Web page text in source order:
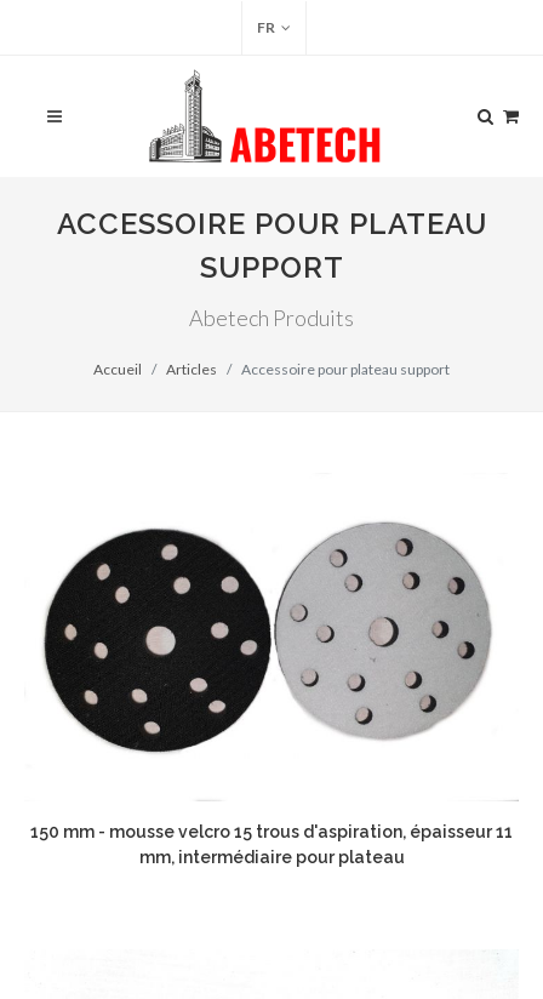
FR
ACCESSOIRE POUR PLATEAU
SUPPORT
Abetech Produits
Accueil Articles Accessoire pour plateau support
150 mm - mousse velcro 15 trous d'aspiration, épaisseur 11
mm, intermédiaire pour plateau